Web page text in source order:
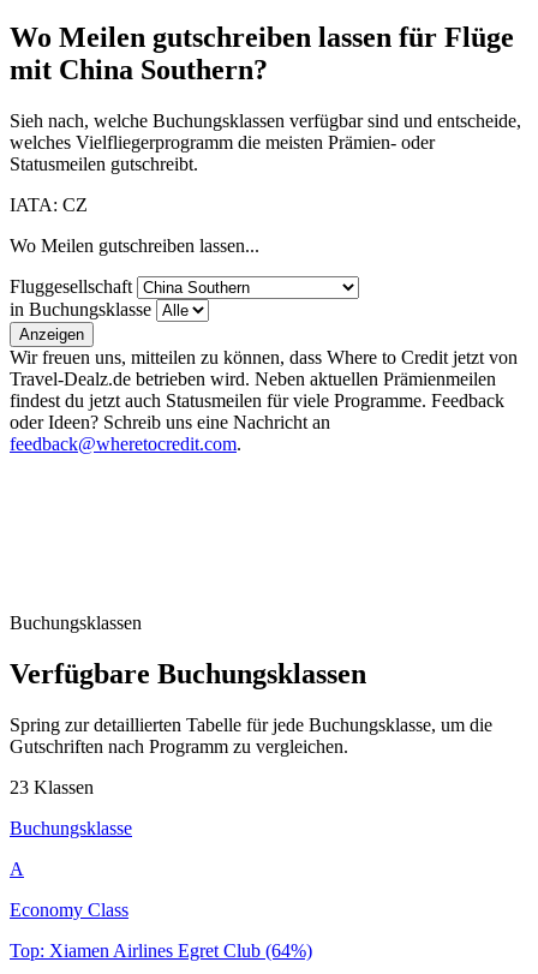
Wo Meilen gutschreiben lassen für Flüge
mit China Southern?
Sieh nach, welche Buchungsklassen verfügbar sind und entscheide,
welches Vielfliegerprogramm die meisten Prämien- oder
Statusmeilen gutschreibt.
IATA: CZ
Wo Meilen gutschreiben lassen...
Fluggesellschaft
in Buchungsklasse
Anzeigen
Wir freuen uns, mitteilen zu können, dass Where to Credit jetzt von
Travel-Dealz.de betrieben wird. Neben aktuellen Prämienmeilen
findest du jetzt auch Statusmeilen für viele Programme. Feedback
oder Ideen? Schreib uns eine Nachricht an
feedback@wheretocredit.com.
Buchungsklassen
Verfügbare Buchungsklassen
Spring zur detaillierten Tabelle für jede Buchungsklasse, um die
Gutschriften nach Programm zu vergleichen.
23 Klassen
Buchungsklasse
A
Economy Class
Top: Xiamen Airlines Egret Club (64%)